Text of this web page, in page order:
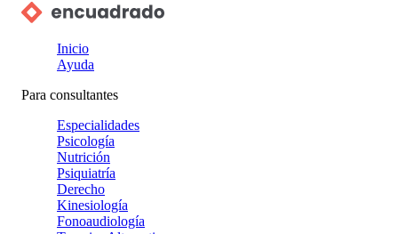
Inicio
Ayuda
Para consultantes
Especialidades
Psicología
Nutrición
Psiquiatría
Derecho
Kinesiología
Fonoaudiología